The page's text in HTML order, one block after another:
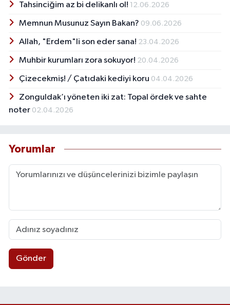
Tahsinciğim az bi delikanlı ol! 12.06.2026
Memnun Musunuz Sayın Bakan? 09.06.2026
Allah, "Erdem"li son eder sana! 23.04.2026
Muhbir kurumları zora sokuyor! 20.04.2026
Çizecekmiş! / Çatıdaki kediyi koru 04.04.2026
Zonguldak’ı yöneten iki zat: Topal ördek ve sahte
noter 02.04.2026
Yorumlar
Gönder